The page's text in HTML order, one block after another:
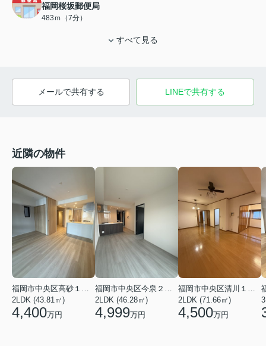
福岡桜坂郵便局
483ｍ（7分）
すべて見る
メールで共有する LINEで共有する
近隣の物件
2LDK (43.81㎡)
4,400万円
2LDK (46.28㎡)
4,999万円
2LDK (71.66㎡)
4,500万円